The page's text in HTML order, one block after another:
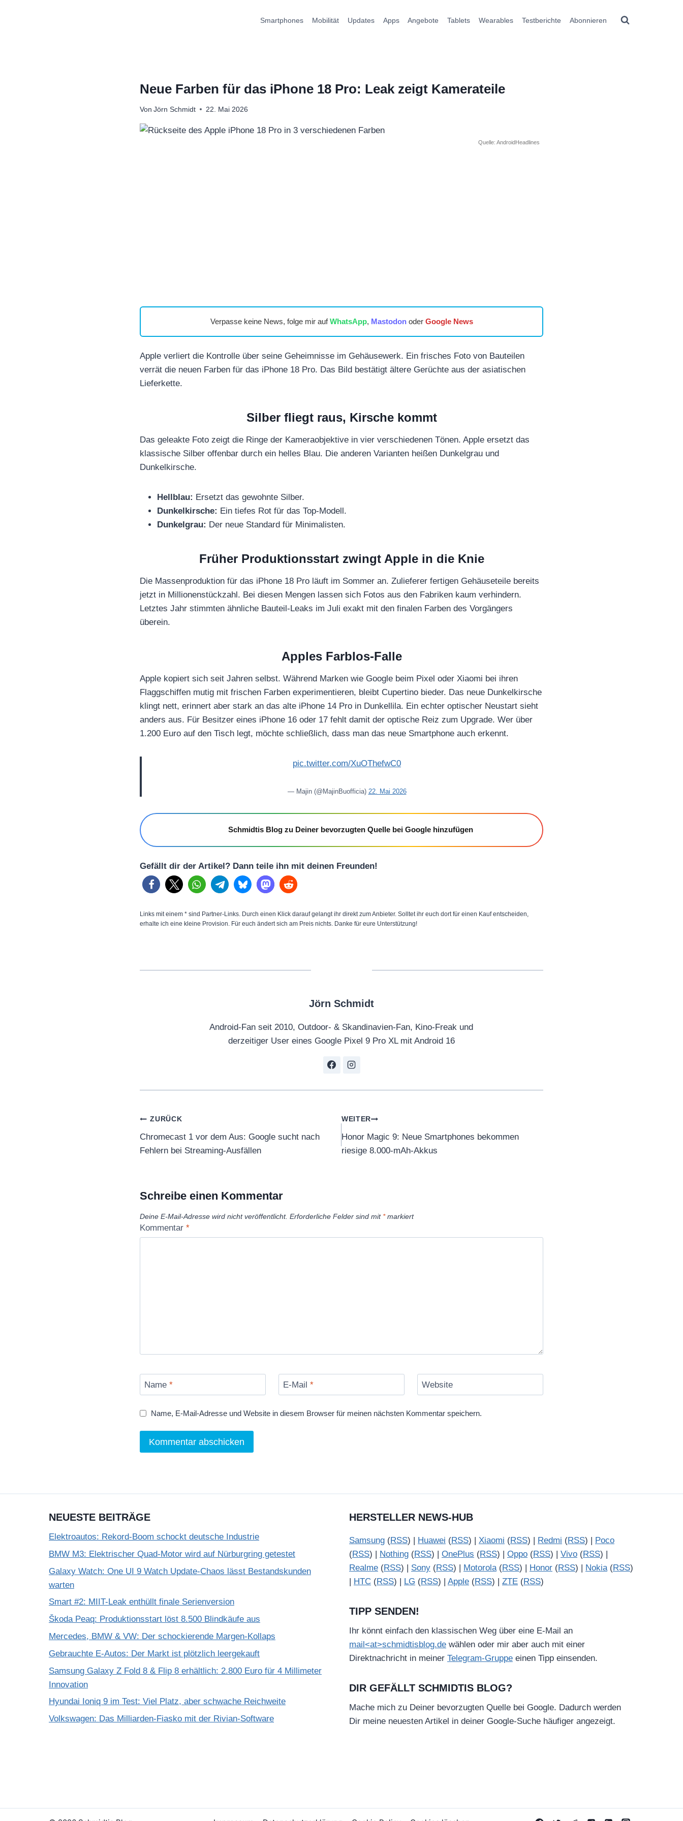
Smartphones Mobilität Updates Apps Angebote Tablets Wearables Testberichte Abonnieren
Neue Farben für das iPhone 18 Pro: Leak zeigt Kamerateile
Von Jörn Schmidt 22. Mai 2026
Quelle: AndroidHeadlines
Verpasse keine News, folge mir aufWhatsApp, Mastodonoder Google News
Apple verliert die Kontrolle über seine Geheimnisse im Gehäusewerk. Ein frisches Foto von Bauteilen
verrät die neuen Farben für das iPhone 18 Pro. Das Bild bestätigt ältere Gerüchte aus der asiatischen
Lieferkette.
Silber fliegt raus, Kirsche kommt
Das geleakte Foto zeigt die Ringe der Kameraobjektive in vier verschiedenen Tönen. Apple ersetzt das
klassische Silber offenbar durch ein helles Blau. Die anderen Varianten heißen Dunkelgrau und
Dunkelkirsche.
Hellblau: Ersetzt das gewohnte Silber.
Dunkelkirsche: Ein tiefes Rot für das Top-Modell.
Dunkelgrau: Der neue Standard für Minimalisten.
Früher Produktionsstart zwingt Apple in die Knie
Die Massenproduktion für das iPhone 18 Pro läuft im Sommer an. Zulieferer fertigen Gehäuseteile bereits
jetzt in Millionenstückzahl. Bei diesen Mengen lassen sich Fotos aus den Fabriken kaum verhindern.
Letztes Jahr stimmten ähnliche Bauteil-Leaks im Juli exakt mit den finalen Farben des Vorgängers
überein.
Apples Farblos-Falle
Apple kopiert sich seit Jahren selbst. Während Marken wie Google beim Pixel oder Xiaomi bei ihren
Flaggschiffen mutig mit frischen Farben experimentieren, bleibt Cupertino bieder. Das neue Dunkelkirsche
klingt nett, erinnert aber stark an das alte iPhone 14 Pro in Dunkellila. Ein echter optischer Neustart sieht
anders aus. Für Besitzer eines iPhone 16 oder 17 fehlt damit der optische Reiz zum Upgrade. Wer über
1.200 Euro auf den Tisch legt, möchte schließlich, dass man das neue Smartphone auch erkennt.
pic.twitter.com/XuOThefwC0
— Majin (@MajinBuofficia) 22. Mai 2026
Schmidtis Blog zu Deiner bevorzugten Quelle bei Google hinzufügen
Gefällt dir der Artikel? Dann teile ihn mit deinen Freunden!
Links mit einem * sind Partner-Links. Durch einen Klick darauf gelangt ihr direkt zum Anbieter. Solltet ihr euch dort für einen Kauf entscheiden,
erhalte ich eine kleine Provision. Für euch ändert sich am Preis nichts. Danke für eure Unterstützung!
Jörn Schmidt
Android-Fan seit 2010, Outdoor- & Skandinavien-Fan, Kino-Freak und
derzeitiger User eines Google Pixel 9 Pro XL mit Android 16
Beitragsnavigation
ZURÜCK
Chromecast 1 vor dem Aus: Google sucht nach
Fehlern bei Streaming-Ausfällen
WEITER
Honor Magic 9: Neue Smartphones bekommen
riesige 8.000-mAh-Akkus
Schreibe einen Kommentar
Deine E-Mail-Adresse wird nicht veröffentlicht. Erforderliche Felder sind mit *markiert
Kommentar *
Name * E-Mail * Website
Name, E-Mail-Adresse und Website in diesem Browser für meinen nächsten Kommentar speichern.
NEUESTE BEITRÄGE
Elektroautos: Rekord-Boom schockt deutsche Industrie
BMW M3: Elektrischer Quad-Motor wird auf Nürburgring getestet
Galaxy Watch: One UI 9 Watch Update-Chaos lässt Bestandskunden
warten
Smart #2: MIIT-Leak enthüllt finale Serienversion
Škoda Peaq: Produktionsstart löst 8.500 Blindkäufe aus
Mercedes, BMW & VW: Der schockierende Margen-Kollaps
Gebrauchte E-Autos: Der Markt ist plötzlich leergekauft
Samsung Galaxy Z Fold 8 & Flip 8 erhältlich: 2.800 Euro für 4 Millimeter
Innovation
Hyundai Ioniq 9 im Test: Viel Platz, aber schwache Reichweite
Volkswagen: Das Milliarden-Fiasko mit der Rivian-Software
HERSTELLER NEWS-HUB
Samsung (RSS) | Huawei (RSS) | Xiaomi (RSS) | Redmi (RSS) | Poco
(RSS) | Nothing (RSS) | OnePlus (RSS) | Oppo (RSS) | Vivo (RSS) |
Realme (RSS) | Sony (RSS) | Motorola(RSS) | Honor (RSS) | Nokia(RSS)
| HTC (RSS) | LG (RSS) | Apple (RSS) | ZTE (RSS)
TIPP SENDEN!
Ihr könnt einfach den klassischen Weg über eine E-Mail an
mail<at>schmidtisblog.de wählen oder mir aber auch mit einer
Direktnachricht in meiner Telegram-Gruppe einen Tipp einsenden.
DIR GEFÄLLT SCHMIDTIS BLOG?
Mache mich zu Deiner bevorzugten Quelle bei Google. Dadurch werden
Dir meine neuesten Artikel in deiner Google-Suche häufiger angezeigt.